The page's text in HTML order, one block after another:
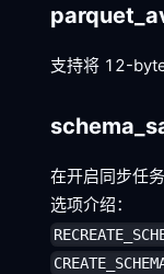
支持将 12-
在开启同步任
选项介绍：